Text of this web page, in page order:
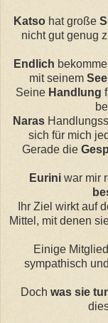
Katso hat große
nicht gut genug
Endlich
mit seinem
Seine Handlung
Naras
sich für mich
Gerade die
Eurini war mir
Ihr Ziel wirkt auf
Mittel, mit denen
Einige
sympathisch
Doch was sie